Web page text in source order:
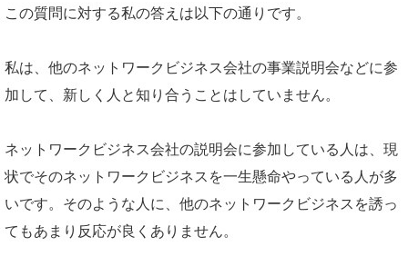
この質問に対する私の答えは以下の通りです。
私は、他のネットワークビジネス会社の事業説明会などに参
加して、新しく人と知り合うことはしていません。
ネットワークビジネス会社の説明会に参加している人は、現
状でそのネットワークビジネスを一生懸命やっている人が多
いです。そのような人に、他のネットワークビジネスを誘っ
てもあまり反応が良くありません。